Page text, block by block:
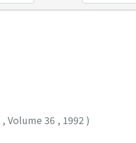
, Volume 36 , 1992 )